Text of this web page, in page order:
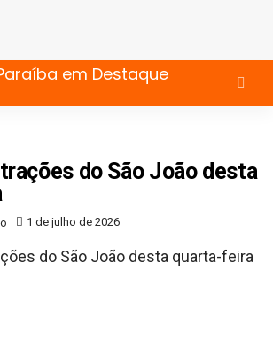
do São João desta
1 de julho de 2026